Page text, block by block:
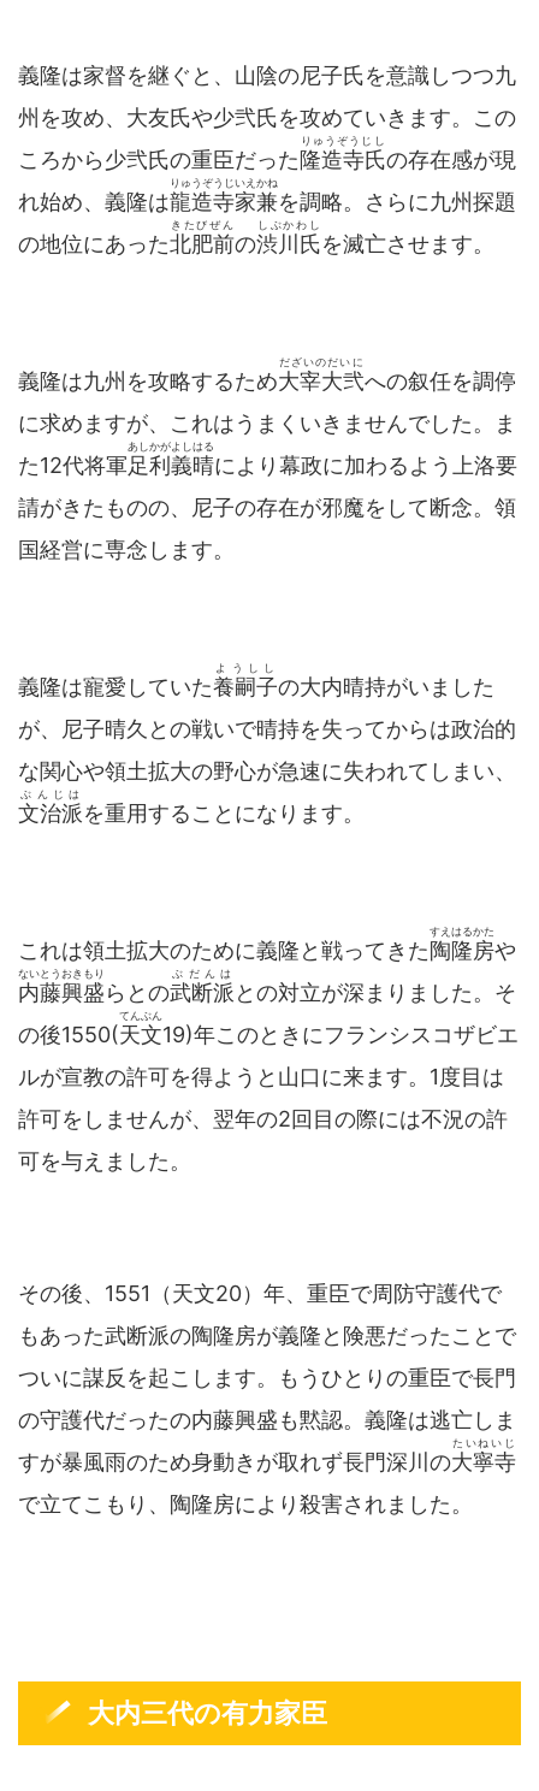
義隆は家督を継ぐと、山陰の尼子氏を意識しつつ九
州を攻め、大友氏や少弐氏を攻めていきます。この
ころから少弐氏の重臣だった隆造寺氏
りゅうぞうじし
の存在感が現
れ始め、義隆は龍造寺家兼
りゅうぞうじいえかね
を調略。さらに九州探題
の地位にあった北肥前
きたびぜん
の渋川氏
しぶかわし
を滅亡させます。
義隆は九州を攻略するため大宰大弐
だざいのだいに
への叙任を調停
に求めますが、これはうまくいきませんでした。ま
た12代将軍足利義晴
あしかがよしはる
により幕政に加わるよう上洛要
請がきたものの、尼子の存在が邪魔をして断念。領
国経営に専念します。
義隆は寵愛していた養嗣子
ようしし
の大内晴持がいました
が、尼子晴久との戦いで晴持を失ってからは政治的
な関心や領土拡大の野心が急速に失われてしまい、
文治派
ぶんじは
を重用することになります。
これは領土拡大のために義隆と戦ってきた陶隆房
すえはるかた
や
内藤興盛
ないとうおきもり
らとの武断派
ぶだんは
との対立が深まりました。そ
の後1550(天文
てんぶん
19)年このときにフランシスコザビエ
ルが宣教の許可を得ようと山口に来ます。1度目は
許可をしませんが、翌年の2回目の際には不況の許
可を与えました。
その後、1551（天文20）年、重臣で周防守護代で
もあった武断派の陶隆房が義隆と険悪だったことで
ついに謀反を起こします。もうひとりの重臣で長門
の守護代だったの内藤興盛も黙認。義隆は逃亡しま
すが暴風雨のため身動きが取れず長門深川の大寧寺
たいねいじ
で立てこもり、陶隆房により殺害されました。
大内三代の有力家臣